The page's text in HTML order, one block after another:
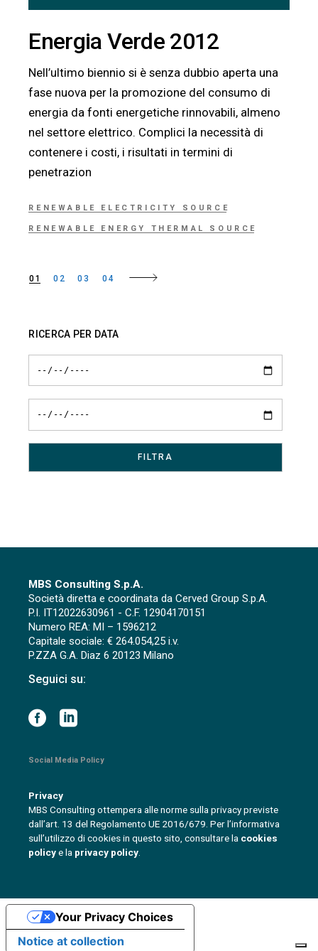
Energia Verde 2012
Nell’ultimo biennio si è senza dubbio aperta una
fase nuova per la promozione del consumo di
energia da fonti energetiche rinnovabili, almeno
nel settore elettrico. Complici la necessità di
contenere i costi, i risultati in termini di
penetrazion
RENEWABLE ELECTRICITY SOURCE
RENEWABLE ENERGY THERMAL SOURCE
Paginazione
articoli
01 02 03 04
RICERCA PER DATA
MBS Consulting S.p.A.
Società diretta e coordinata da Cerved Group S.p.A.
P.I. IT12022630961 - C.F. 12904170151
Numero REA: MI – 1596212
Capitale sociale: € 264.054,25 i.v.
P.ZZA G.A. Diaz 6 20123 Milano
Seguici su:
Social Media Policy
Privacy
MBS Consulting ottempera alle norme sulla privacy previste
dall’art. 13 del Regolamento UE 2016/679. Per l’informativa
sull’utilizzo di cookies in questo sito, consultare la cookies
policye la privacy policy.
Notice at collection
Your Privacy Choices